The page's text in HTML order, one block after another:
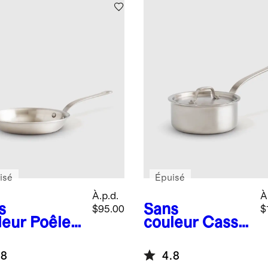
Poêle à
à
À.p.d.
$95.00
Sans
couleur Casse
inoxydable à 5
épaisseurs
Épuisé
4.8